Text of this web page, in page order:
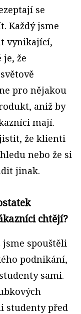
se
Každý jsme
vyni­kající,
že
pro nějakou
aniž by
mají.
že klienti
nebo že si
jinak.
chtějí?
jsme spouštěli
podnikání,
sami.
studenty před